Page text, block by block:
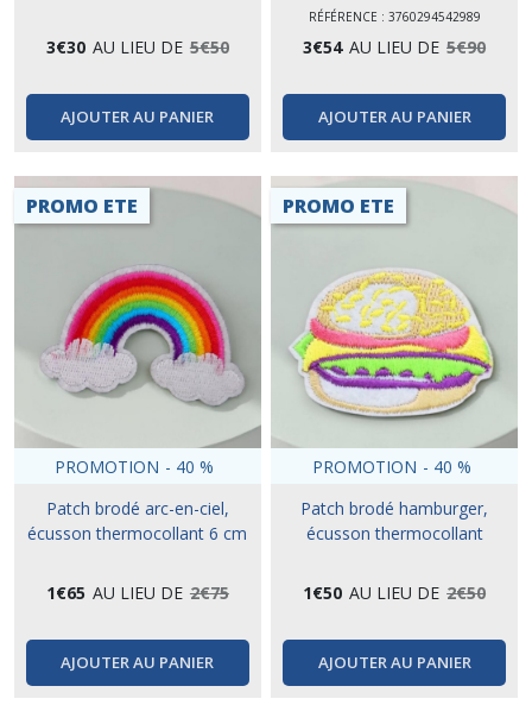
3€30 AU LIEU DE 5€50
AJOUTER AU PANIER
RÉFÉRENCE : 3760294542989
3€54 AU LIEU DE 5€90
AJOUTER AU PANIER
PROMO ETE
PROMOTION - 40 %
Patch brodé arc-en-ciel,
écusson thermocollant 6 cm
1€65 AU LIEU DE 2€75
AJOUTER AU PANIER
PROMO ETE
PROMOTION - 40 %
Patch brodé hamburger,
écusson thermocollant
1€50 AU LIEU DE 2€50
AJOUTER AU PANIER